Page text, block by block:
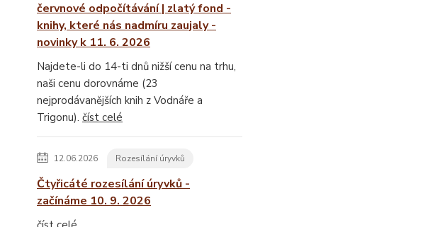
červnové odpočítávání | zlatý fond -
knihy, které nás nadmíru zaujaly -
novinky k 11. 6. 2026
Najdete-li do 14-ti dnů nižší cenu na trhu,
naši cenu dorovnáme (23
nejprodávanějších knih z Vodnáře a
Trigonu). číst celé
12.06.2026 Rozesílání úryvků
Čtyřicáté rozesílání úryvků -
začínáme 10. 9. 2026